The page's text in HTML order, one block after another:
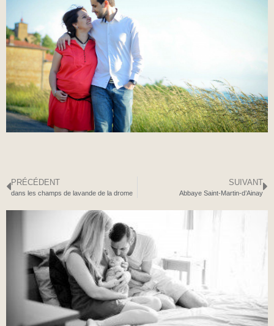
PRÉCÉDENT
dans les champs de lavande de la drome
SUIVANT
Abbaye Saint-Martin-d’Ainay